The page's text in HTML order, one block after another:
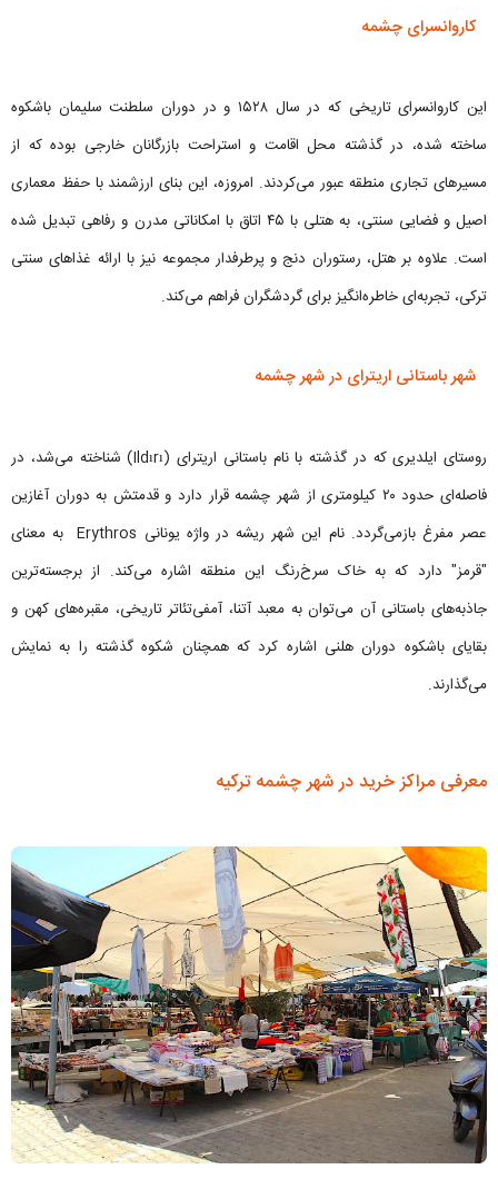
کاروانسرای چشمه
این کاروانسرای تاریخی که در سال ۱۵۲۸ و در دوران سلطنت سلیمان باشکوه
ساخته شده، در گذشته محل اقامت و استراحت بازرگانان خارجی بوده که از
مسیرهای تجاری منطقه عبور می‌کردند. امروزه، این بنای ارزشمند با حفظ معماری
اصیل و فضایی سنتی، به هتلی با ۴۵ اتاق با امکاناتی مدرن و رفاهی تبدیل شده
است. علاوه بر هتل، رستوران دنج و پرطرفدار مجموعه نیز با ارائه غذاهای سنتی
ترکی، تجربه‌ای خاطره‌انگیز برای گردشگران فراهم می‌کند.
شهر باستانی اریترای در شهر چشمه
روستای ایلدیری که در گذشته با نام باستانی اریترای (Ildırı) شناخته می‌شد، در
فاصله‌ای حدود ۲۰ کیلومتری از شهر چشمه قرار دارد و قدمتش به دوران آغازین
عصر مفرغ بازمی‌گردد. نام این شهر ریشه در واژه یونانی Erythros به معنای
"قرمز" دارد که به خاک سرخ‌رنگ این منطقه اشاره می‌کند. از برجسته‌ترین
جاذبه‌های باستانی آن می‌توان به معبد آتنا، آمفی‌تئاتر تاریخی، مقبره‌های کهن و
بقایای باشکوه دوران هلنی اشاره کرد که همچنان شکوه گذشته را به نمایش
می‌گذارند.
معرفی مراکز خرید در شهر چشمه ترکیه